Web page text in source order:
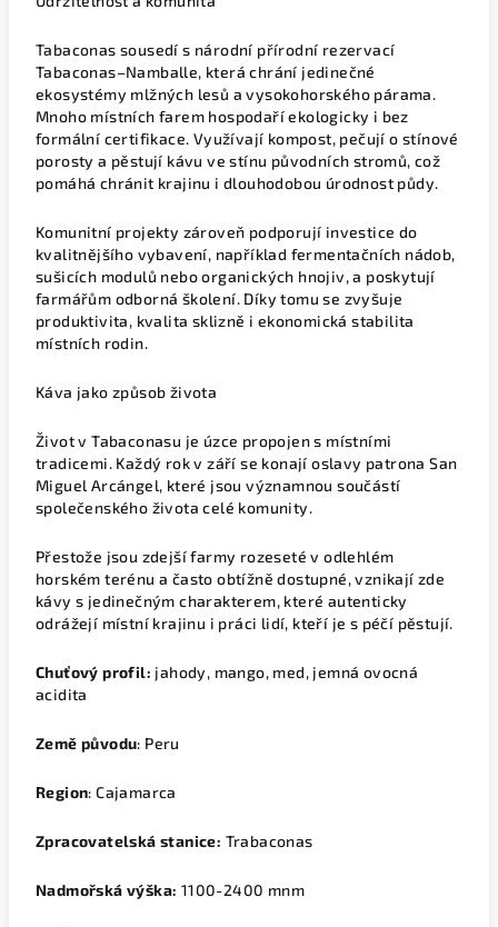
Tabaconas sousedí s národní přírodní rezervací
Tabaconas–Namballe, která chrání jedinečné
ekosystémy mlžných lesů a vysokohorského párama.
Mnoho místních farem hospodaří ekologicky i bez
formální certifikace. Využívají kompost, pečují o stínové
porosty a pěstují kávu ve stínu původních stromů, což
pomáhá chránit krajinu i dlouhodobou úrodnost půdy.
Komunitní projekty zároveň podporují investice do
kvalitnějšího vybavení, například fermentačních nádob,
sušicích modulů nebo organických hnojiv, a poskytují
farmářům odborná školení. Díky tomu se zvyšuje
produktivita, kvalita sklizně i ekonomická stabilita
místních rodin.
Káva jako způsob života
Život v Tabaconasu je úzce propojen s místními
tradicemi. Každý rok v září se konají oslavy patrona San
Miguel Arcángel, které jsou významnou součástí
společenského života celé komunity.
Přestože jsou zdejší farmy rozeseté v odlehlém
horském terénu a často obtížně dostupné, vznikají zde
kávy s jedinečným charakterem, které autenticky
odrážejí místní krajinu i práci lidí, kteří je s péčí pěstují.
Chuťový profil: jahody, mango, med, jemná ovocná
acidita
Země původu: Peru
Region: Cajamarca
Zpracovatelská stanice: Trabaconas
Nadmořská výška: 1100-2400 mnm